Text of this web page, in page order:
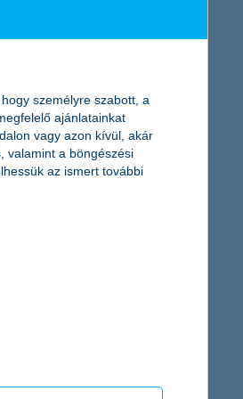
nem csupán a mobilbankban,
a digitális pénzügyi asszisztens.
személyre szabott, a
ajánlatainkat
vagy azon kívül, akár
valamint a böngészési
az ismert további